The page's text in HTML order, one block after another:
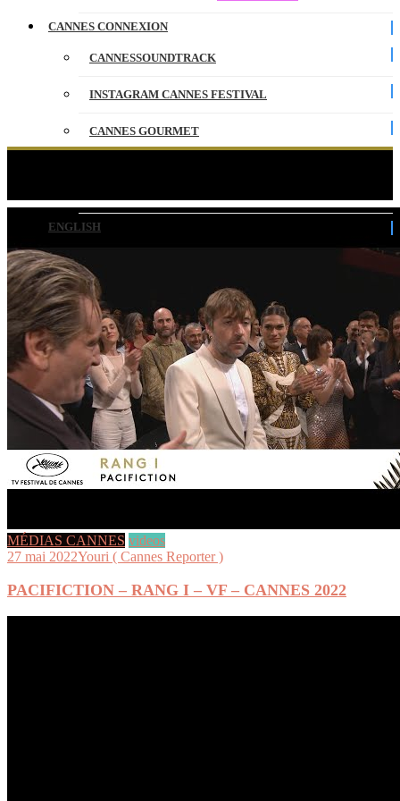
CANNES CONNEXION
CANNESSOUNDTRACK
INSTAGRAM CANNES FESTIVAL
CANNES GOURMET
ENGLISH
MÉDIAS CANNES videos
27 mai 2022Youri ( Cannes Reporter )
PACIFICTION – RANG I – VF – CANNES 2022